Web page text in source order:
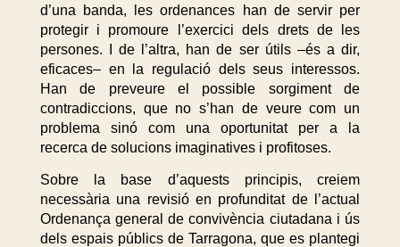
d’una banda, les ordenances han de servir per
protegir i promoure l’exercici dels drets de les
persones. I de l’altra, han de ser útils –és a dir,
eficaces– en la regulació dels seus interessos.
Han de preveure el possible sorgiment de
contradiccions, que no s’han de veure com un
problema sinó com una oportunitat per a la
recerca de solucions imaginatives i profitoses.
Sobre la base d’aquests principis, creiem
necessària una revisió en profunditat de l’actual
Ordenança general de convivència ciutadana i ús
dels espais públics de Tarragona, que es plantegi